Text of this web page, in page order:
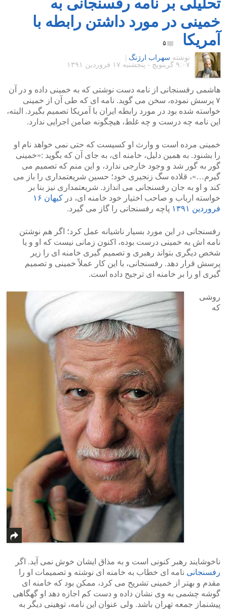
خمینی در مورد داشتن رابطه با
آمریکا
۵
نوشته سهراب ارژنگ
۹:۰۷ گرينويچ - پنجشنبه ۱۷ فروردین ۱۳۹۱
هاشمی رفسنجانی از نامه دست نوشتی که به خمینی داده و در آن
۷ پرسش نموده، سخن می گوید. نامه ای که طی آن از خمینی
خواسته شده بود در مورد رابطه ایران با آمریکا تصمیم بگیرد. البته،
این نامه چه درست و چه غلط، هیچگونه ضامن اجرایی ندارد.
خمینی مرده است و وارث او کسیست که حتی نمی خواهد نام او
را بشنود. به همین دلیل، خامنه ای، به جای آن که بگوید :«خمینی
گور به گور شد و وجود خارجی ندارد، و این منم که تصمیم می
گیرم…»، قلاده سگ زنجیری خود؛ حسین شریعتمداری را باز می
کند و او به جان رفسنجانی می اندازد. شریعتمداری نیز بنا بر
خواسته ارباب و صاحب اختیار خود خامنه ای، در
کیهان ۱۶
فروردین ۱۳۹۱
پاچه رفسنجانی را گاز می گیرد.
رفسنجانی در این مورد بسیار ناشیانه عمل کرد؛ اگر هم نوشتن
نامه اش به خمینی درست بوده، اکنون زمانی نیست که او و یا
شخص دیگری بتواند رهبری و تصمیم گیری خامنه ای را زیر
پرسش قرار دهد. رفسنجانی، با این کار عملاً خمینی و تصمیم
گیری او را بر خامنه ای ترجیح داده است.
روشی
که
ناخوشایند رهبر کنونی است و به مذاق ایشان خوش نمی آید. اگر
رفسنجانی نامه ای خطاب به خامنه ای نوشته و تصمیمات او را
مقدم و بهتر از خمینی تشریح می کرد، ممکن بود که خامنه ای
گوشه چشمی به وی نشان داده و دست کم اجازه دهد او گهگاهی
پیشنماز جمعه تهران باشد. ولی عنوان این نامه، توهینی دیگر به